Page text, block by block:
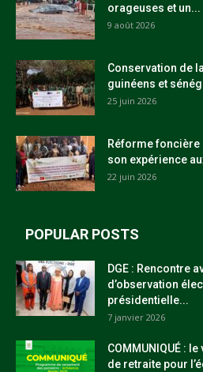
orageuses et un...
9 août 2026
Conservation de
guinéens et
25 juin 2026
Réforme
son expérience
22 juin 2026
POPULAR POSTS
DGE : Rencontre
d’observation
présidentielle...
7 janvier 2026
COMMUNIQUÉ :
de retraite pour